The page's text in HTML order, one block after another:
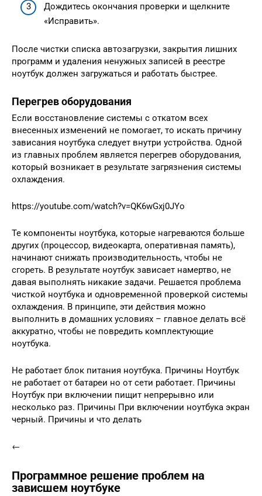
Дождитесь окончания проверки и щелкните
«Исправить».
После чистки списка автозагрузки, закрытия лишних
программ и удаления ненужных записей в реестре
ноутбук должен загружаться и работать быстрее.
Перегрев оборудования
Если восстановление системы с откатом всех
внесенных изменений не помогает, то искать причину
зависания ноутбука следует внутри устройства. Одной
из главных проблем является перегрев оборудования,
который возникает в результате загрязнения системы
охлаждения.
https://youtube.com/watch?v=QK6wGxj0JYo
Те компоненты ноутбука, которые нагреваются больше
других (процессор, видеокарта, оперативная память),
начинают снижать производительность, чтобы не
сгореть. В результате ноутбук зависает намертво, не
давая выполнять никакие задачи. Решается проблема
чисткой ноутбука и одновременной проверкой системы
охлаждения. В принципе, эти действия можно
выполнить в домашних условиях – главное делать всё
аккуратно, чтобы не повредить комплектующие
ноутбука.
Не работает блок питания ноутбука. Причины Ноутбук
не работает от батареи но от сети работает. Причины
Ноутбук при включении пищит непрерывно или
несколько раз. Причины При включении ноутбука экран
черный. Причины и что делать
←
Программное решение проблем на
зависшем ноутбуке